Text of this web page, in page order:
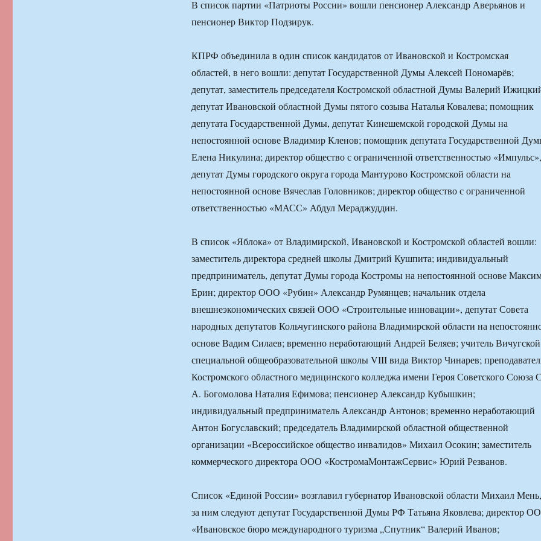
В список партии «Патриоты России» вошли пенсионер Александр Аверьянов и
пенсионер Виктор Подзирук.
КПРФ объединила в один список кандидатов от Ивановской и Костромская
областей, в него вошли: депутат Государственной Думы Алексей Пономарёв;
депутат, заместитель председателя Костромской областной Думы Валерий
депутат Ивановской областной Думы пятого созыва Наталья Ковалева; помощник
депутата Государственной Думы, депутат Кинешемской городской Думы на
непостоянной основе Владимир Кленов; помощник депутата Государственной
Елена Никулина; директор общество с ограниченной ответственностью «Импульс»,
депутат Думы городского округа города Мантурово Костромской области на
непостоянной основе Вячеслав Головников; директор общество с ограниченной
ответственностью «МАСС» Абдул Мераджуддин.
В список «Яблока» от Владимирской, Ивановской и Костромской областей вошли:
заместитель директора средней школы Дмитрий Кушпита; индивидуальный
предприниматель, депутат Думы города Костромы на непостоянной основе
Ерин; директор ООО «Рубин» Александр Румянцев; начальник отдела
внешнеэкономических связей ООО «Строительные инновации», депутат Совета
народных депутатов Кольчугинского района Владимирской области на
основе Вадим Силаев; временно неработающий Андрей Беляев; учитель Вичугской
специальной общеобразовательной школы VIII вида Виктор Чинарев;
Костромского областного медицинского колледжа имени Героя Советского Союза
А. Богомолова Наталия Ефимова; пенсионер Александр Кубышкин;
индивидуальный предприниматель Александр Антонов; временно неработающий
Антон Богуславский; председатель Владимирской областной общественной
организации «Всероссийское общество инвалидов» Михаил Осокин; заместитель
коммерческого директора ООО «КостромаМонтажСервис» Юрий Резванов.
Список «Единой России» возглавил губернатор Ивановской области Михаил Мень,
за ним следуют депутат Государственной Думы РФ Татьяна Яковлева; директор
«Ивановское бюро международного туризма „Спутник“ Валерий Иванов;